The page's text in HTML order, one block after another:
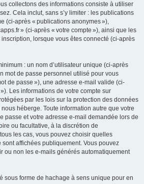
collectons des informations consiste à utiliser
Cela inclut, sans s’y limiter : les publications
(ci-après « publications anonymes »),
» (ci-après « votre compte »), ainsi que les
lorsque vous êtes connecté (ci-après
: un nom d’utilisateur unique (ci-après
mot de passe personnel utilisé pour vous
de passe »), une adresse e-mail valide (ci-
Les informations de votre compte sur
par les lois sur la protection des données
héberge. Toute information autre que votre
passe et votre adresse e-mail demandée lors de
ou facultative, à la discrétion de
les cas, vous pouvez choisir quelles
affichées publiquement. Vous pouvez
ou non les e-mails générés automatiquement
sous forme de hachage à sens unique pour en